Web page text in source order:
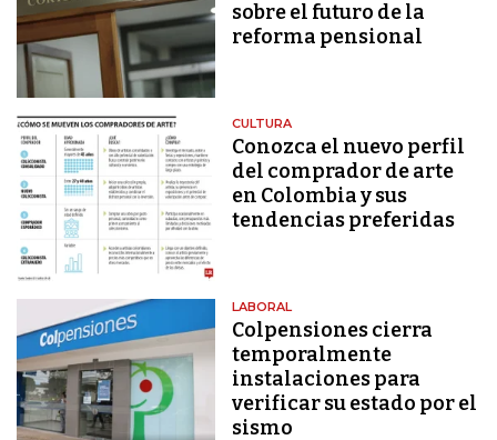
sobre el futuro de la
reforma pensional
CULTURA
Conozca el nuevo perfil
del comprador de arte
en Colombia y sus
tendencias preferidas
LABORAL
Colpensiones cierra
temporalmente
instalaciones para
verificar su estado por el
sismo